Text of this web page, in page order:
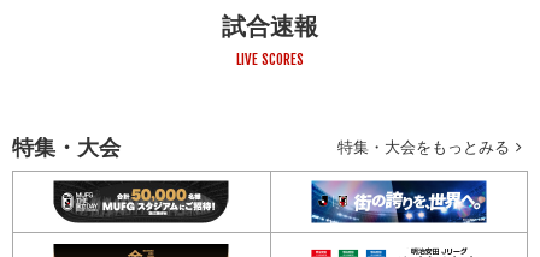
試合速報
LIVE SCORES
特集・大会 特集・大会をもっとみる